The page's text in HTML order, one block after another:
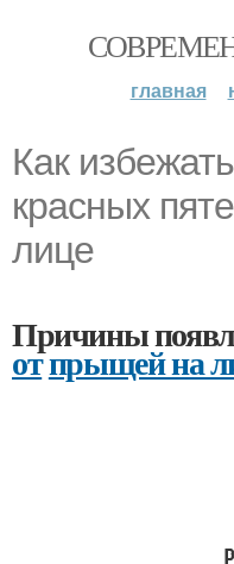
главная
Как
красных
лице
Причины
отпрыщей на